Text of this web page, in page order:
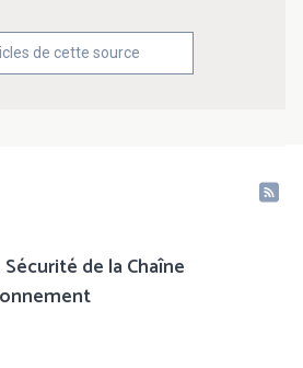
de cette source
de la Chaîne